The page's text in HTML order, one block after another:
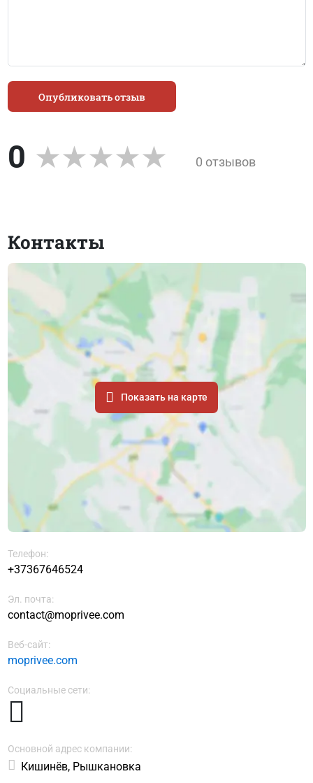
Опубликовать отзыв
0 0 отзывов
Контакты
Показать на карте
Телефон:
+37367646524
Эл. почта:
contact@moprivee.com
Веб-сайт:
moprivee.com
Социальные сети:
Основной адрес компании:
Кишинёв, Рышкановка